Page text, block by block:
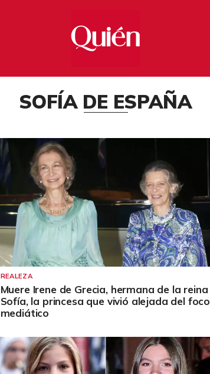
SOFÍA DE ESPAÑA
REALEZA
Muere Irene de Grecia, hermana de la reina
Sofía, la princesa que vivió alejada del foco
mediático